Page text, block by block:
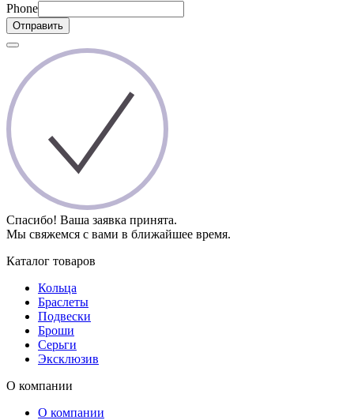
Phone
Отправить
Спасибо! Ваша заявка принята.
Мы свяжемся с вами в ближайшее время.
Каталог товаров
Кольца
Браслеты
Подвески
Броши
Серьги
Эксклюзив
О компании
О компании